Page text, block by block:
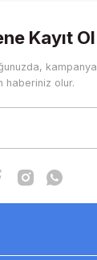
ederiz.
veya
Kayıt Ol
haberiniz olur.